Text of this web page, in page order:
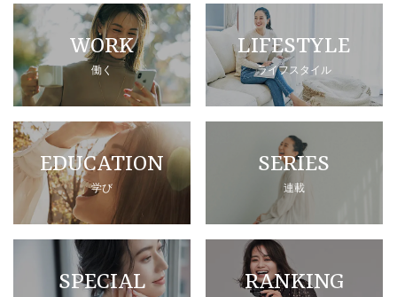
WORK
働く
LIFESTYLE
ライフスタイル
EDUCATION
学び
SERIES
連載
SPECIAL RANKING